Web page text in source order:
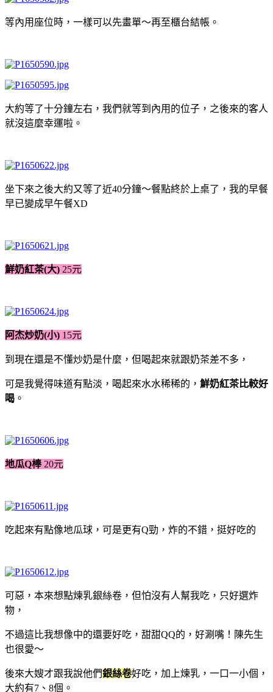
等內用座位時，一樣可以先畫單～再至櫃台結帳。
大約等了十分鐘左右，我們就等到內用的位子，之後來的客人
就沒這麼幸運啦。
坐下來之後大約又等了近40分鐘～餐點終於上桌了，我的早餐
早已變成早午餐XD
鮮奶紅茶(大) 25元
阿杰炒奶(小) 15元
到現在還是不懂炒奶是什麼，但喝起來就跟奶茶差不多，
可是我覺得味道有點淡，喝起來水水稀稀的， 鮮奶紅茶比較好
喝 。
地瓜Q棒20元
吃起來有點像地瓜球，可是更有Q勁，炸的不錯，挺好吃的
可惡，本來想點煉乳銀絲卷，但怕沒有人幫我吃，只好選炸
物，
不過這比我想像中的還要好吃，甜甜QQ的，好涮嘴！陳先生
也很愛～
後來大嫂才跟我說他們銀絲卷好吃，加上煉乳，一口一小個，
大約有7、8個。